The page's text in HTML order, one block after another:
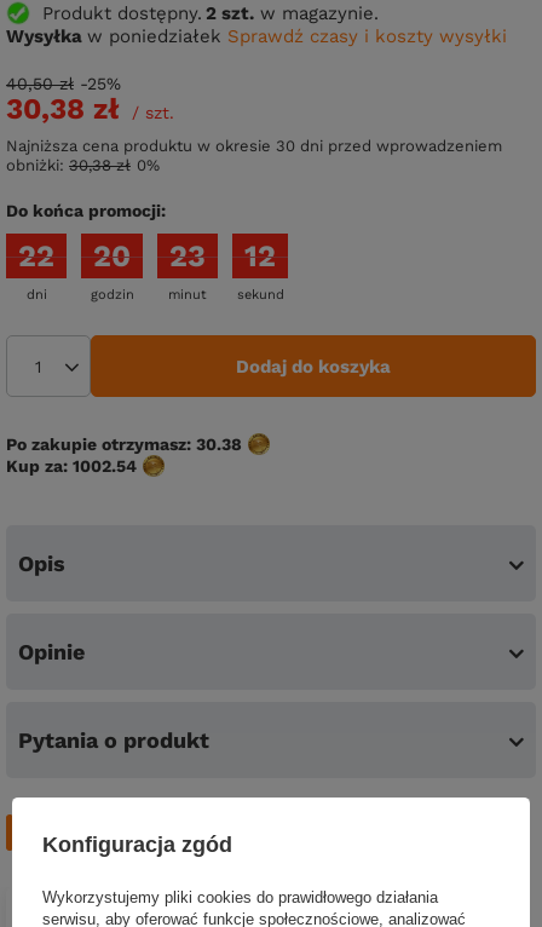
Produkt dostępny 2 szt. w magazynie.
Wysyłka w poniedziałek Sprawdź czasy i koszty wysyłki
30,38 zł / szt.
Najniższa cena produktu w okresie 30 dni przed wprowadzeniem
obniżki: 30,38 zł 0%
40,50 zł -25%
Do końca promocji:
dni
22
godzin
20
minut
23
sekund
12
Dodaj do koszyka
Po zakupie otrzymasz: 30.38
Kup za: 1002.54
Opis
Opinie
Pytania o produkt
Zobacz również
Konfiguracja zgód
Wykorzystujemy pliki cookies do prawidłowego działania
serwisu, aby oferować funkcje społecznościowe, analizować